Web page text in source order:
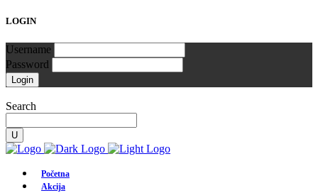
LOGIN
Username
Password
Search
Početna
Akcija